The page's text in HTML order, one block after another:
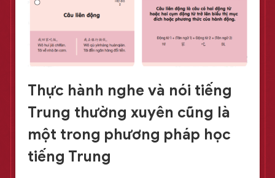
Thực hành nghe và nói tiếng
Trung thường xuyên cũng là
một trong phương pháp học
tiếng Trung